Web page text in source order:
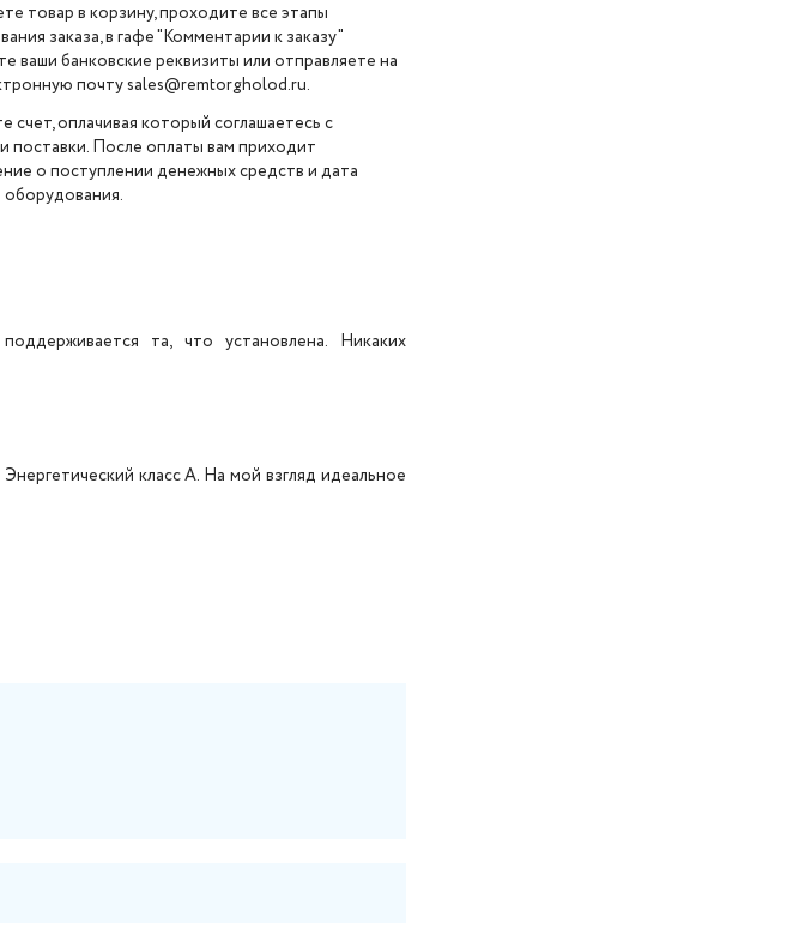
товар в корзину, проходите все этапы
заказа, в гафе "Комментарии к заказу"
ваши банковские реквизиты или отправляете на
почту sales@remtorgholod.ru.
счет, оплачивая который соглашаетесь с
поставки. После оплаты вам приходит
о поступлении денежных средств и дата
оборудования.
та, что установлена. Никаких
класс А. На мой взгляд идеальное